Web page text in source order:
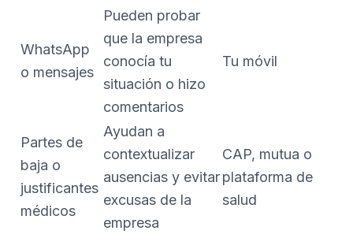
WhatsApp
o mensajes
Pueden probar
que la empresa
conocía tu
situación o hizo
comentarios
Tu móvil
Partes de
baja o
justificantes
médicos
Ayudan a
contextualizar
ausencias y evitar
excusas de la
empresa
CAP, mutua o
plataforma de
salud